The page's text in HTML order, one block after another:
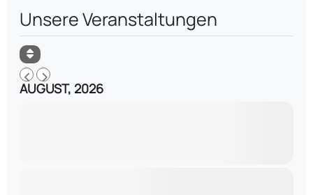
Unsere Veranstaltungen
AUGUST, 2026